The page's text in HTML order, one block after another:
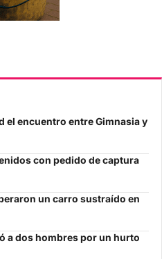
el encuentro entre Gimnasia y
con pedido de captura
un carro sustraído en
a dos hombres por un hurto